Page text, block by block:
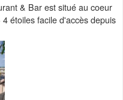
& Bar est situé au coeur
étoiles facile d'accès depuis